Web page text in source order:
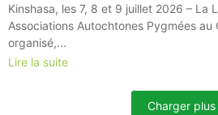
Kinshasa, les 7, 8 et 9 juillet 2026 – La
Associations Autochtones Pygmées au
organisé,...
Lire la suite
Charger plus